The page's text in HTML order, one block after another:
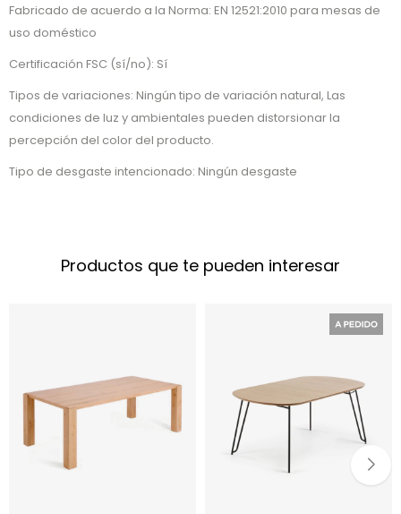
Fabricado de acuerdo a la Norma: EN 12521:2010 para mesas de
uso doméstico
Certificación FSC (sí/no): Sí
Tipos de variaciones: Ningún tipo de variación natural, Las
condiciones de luz y ambientales pueden distorsionar la
percepción del color del producto.
Tipo de desgaste intencionado: Ningún desgaste
Productos que te pueden interesar